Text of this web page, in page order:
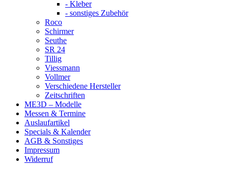
- Kleber
- sonstiges Zubehör
Roco
Schirmer
Seuthe
SR 24
Tillig
Viessmann
Vollmer
Verschiedene Hersteller
Zeitschriften
ME3D – Modelle
Messen & Termine
Auslaufartikel
Specials & Kalender
AGB & Sonstiges
Impressum
Widerruf